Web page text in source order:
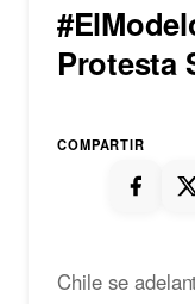
Protesta
COMPARTIR
Chile se